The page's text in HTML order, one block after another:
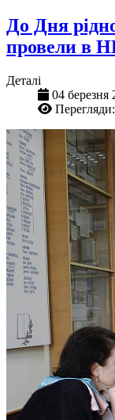
До Дня
провели в
Деталі
04 березня